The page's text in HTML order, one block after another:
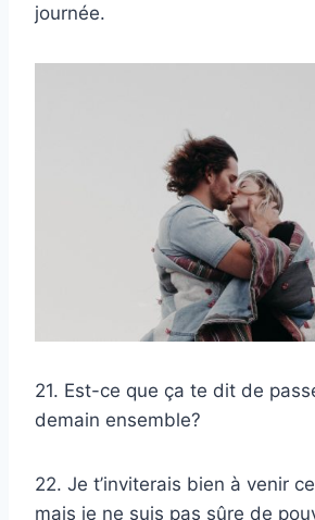
journée.
21. Est-ce que ça te dit de
demain ensemble?
22. Je t’inviterais bien à venir
mais je ne suis pas sûre de